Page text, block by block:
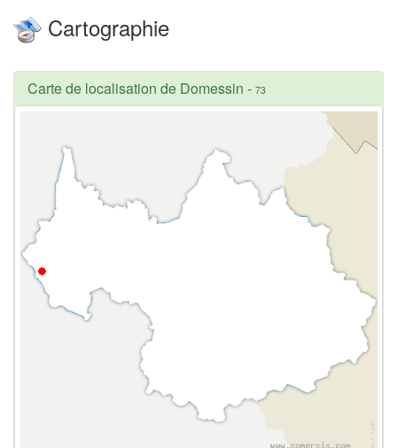
Cartographie
Carte de localisation de Domessin - 73